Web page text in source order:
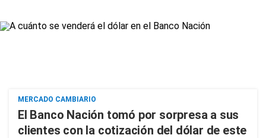
MERCADO CAMBIARIO
El Banco Nación tomó por sorpresa a sus
clientes con la cotización del dólar de este